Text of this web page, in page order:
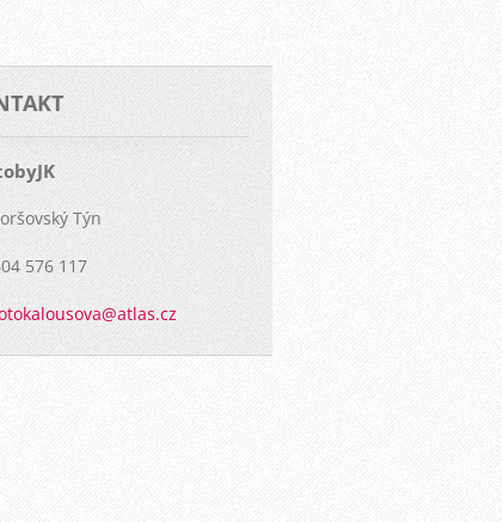
Týn
576 117
usova@atlas.cz